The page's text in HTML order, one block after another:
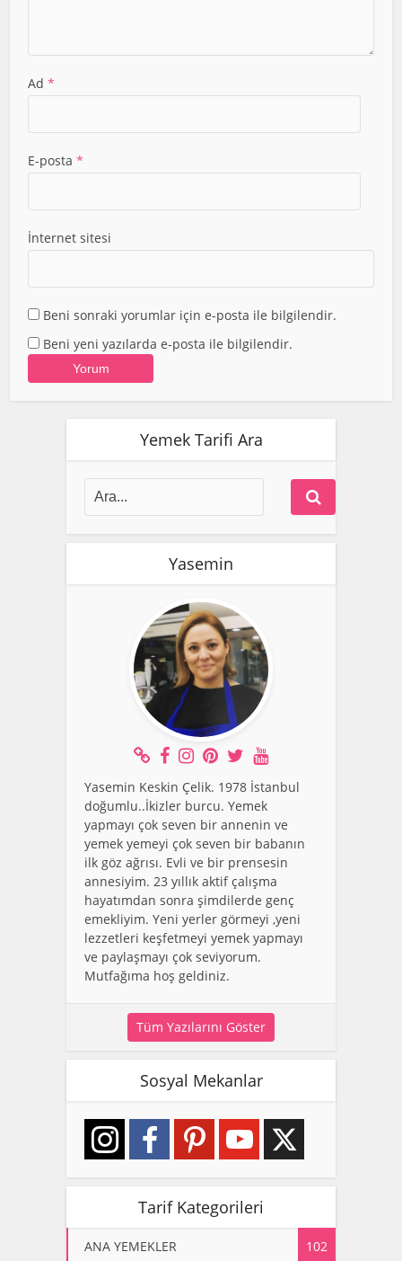
Ad*
E-posta*
İnternet sitesi
Beni sonraki yorumlar için e-posta ile bilgilendir.
Beni yeni yazılarda e-posta ile bilgilendir.
Yemek Tarifi Ara
Yasemin
Yasemin Keskin Çelik. 1978 İstanbul
doğumlu..İkizler burcu. Yemek
yapmayı çok seven bir annenin ve
yemek yemeyi çok seven bir babanın
ilk göz ağrısı. Evli ve bir prensesin
annesiyim. 23 yıllık aktif çalışma
hayatımdan sonra şimdilerde genç
emekliyim. Yeni yerler görmeyi ,yeni
lezzetleri keşfetmeyi yemek yapmayı
ve paylaşmayı çok seviyorum.
Mutfağıma hoş geldiniz.
Tüm Yazılarını Göster
Sosyal Mekanlar
Tarif Kategorileri
ANA YEMEKLER 102